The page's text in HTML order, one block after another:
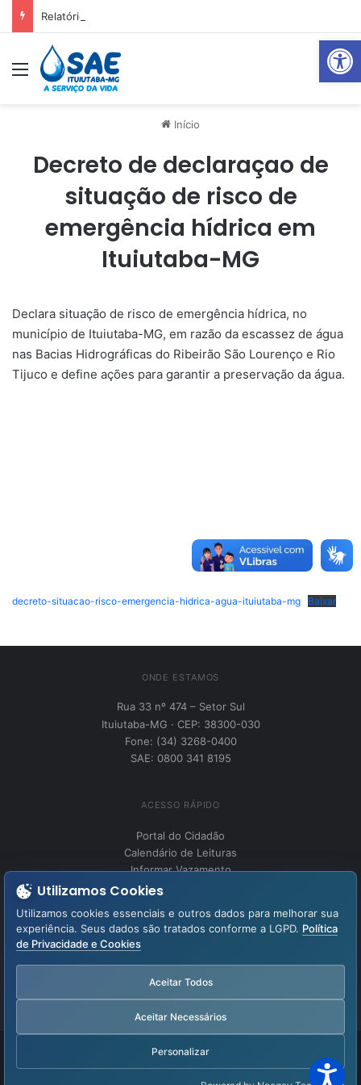
Abrir
Relatório Mensal Janeiro – Qualidade da Água Tratada
Menu
Início
Decreto de declaraçao de
situação de risco de
emergência hídrica em
Ituiutaba-MG
Declara situação de risco de emergência hídrica, no
município de Ituiutaba-MG, em razão da escassez de água
nas Bacias Hidrográficas do Ribeirão São Lourenço e Rio
Tijuco e define ações para garantir a preservação da água.
decreto-situacao-risco-emergencia-hidrica-agua-ituiutaba-mg Baixar
ONDE ESTAMOS
Rua 33 nº 474 – Setor Sul
Ituiutaba-MG · CEP: 38300-030
Fone: (34) 3268-0400
SAE: 0800 341 8195
ACESSO RÁPIDO
Portal do Cidadão
Calendário de Leituras
Informar Vazamento
INSTITUCIONAL
Perguntas Frequentes
LGPD – Lei Geral de Proteção de Dados
FacebookYouTubeInstagramWhatsApp
Utilizamos Cookies
Utilizamos cookies essenciais e outros dados para melhorar sua
experiência. Seus dados são tratados conforme a LGPD. Política
de Privacidade e Cookies
Aceitar Todos
Aceitar Necessários
Personalizar